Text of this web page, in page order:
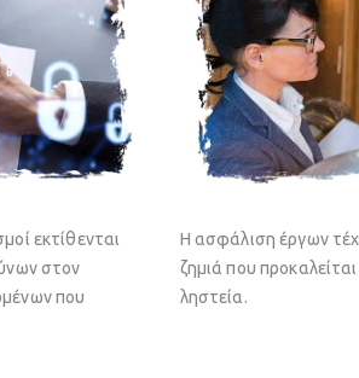
εκτίθενται
στον
που
Η ασφάλιση έργων
ζημιά που
ληστεία.